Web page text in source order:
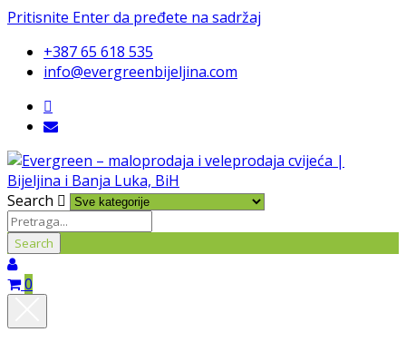
Pritisnite Enter da pređete na sadržaj
+387 65 618 535
info@evergreenbijeljina.com
Search
0